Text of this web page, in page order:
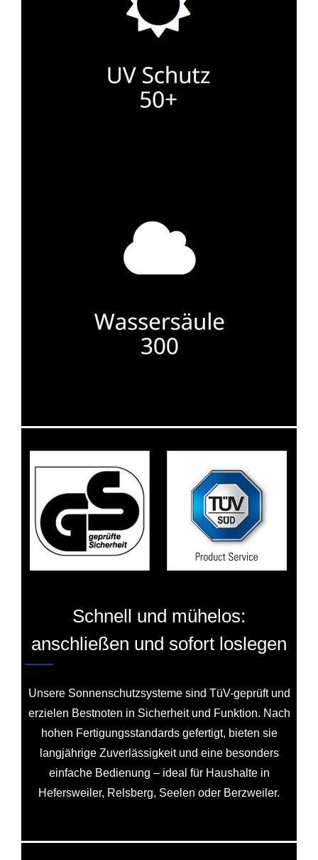
Schnell und mühelos:
anschließen und sofort loslegen
Unsere Sonnenschutzsysteme sind TüV-geprüft und
erzielen Bestnoten in Sicherheit und Funktion. Nach
hohen Fertigungsstandards gefertigt, bieten sie
langjährige Zuverlässigkeit und eine besonders
einfache Bedienung – ideal für Haushalte in
Hefersweiler, Relsberg, Seelen oder Berzweiler.